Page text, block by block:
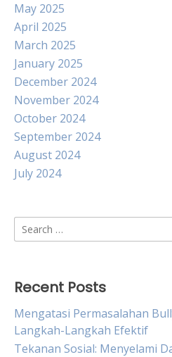
May 2025
April 2025
March 2025
January 2025
December 2024
November 2024
October 2024
September 2024
August 2024
July 2024
Search
for:
Recent Posts
Mengatasi Permasalahan
Langkah-Langkah Efektif
Tekanan Sosial: Menyelami